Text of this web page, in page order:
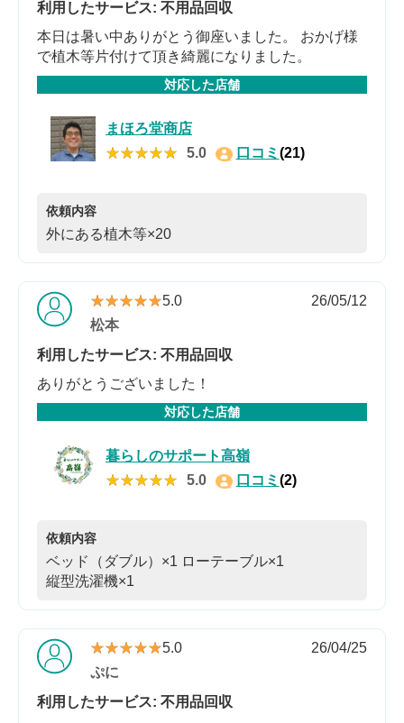
利用したサービス: 不用品回収
本日は暑い中ありがとう御座いました。 おかげ様
で植木等片付けて頂き綺麗になりました。
対応した店舗
まほろ堂商店
★★★★★
★★★★★ 5.0 口コミ (21)
依頼内容
外にある植木等×20
★★★★★
★★★★★5.0
26/05/12
松本
利用したサービス: 不用品回収
ありがとうございました！
対応した店舗
暮らしのサポート高嶺
★★★★★
★★★★★ 5.0 口コミ (2)
依頼内容
ベッド（ダブル）×1 ローテーブル×1
縦型洗濯機×1
★★★★★
★★★★★5.0
26/04/25
ぷに
利用したサービス: 不用品回収